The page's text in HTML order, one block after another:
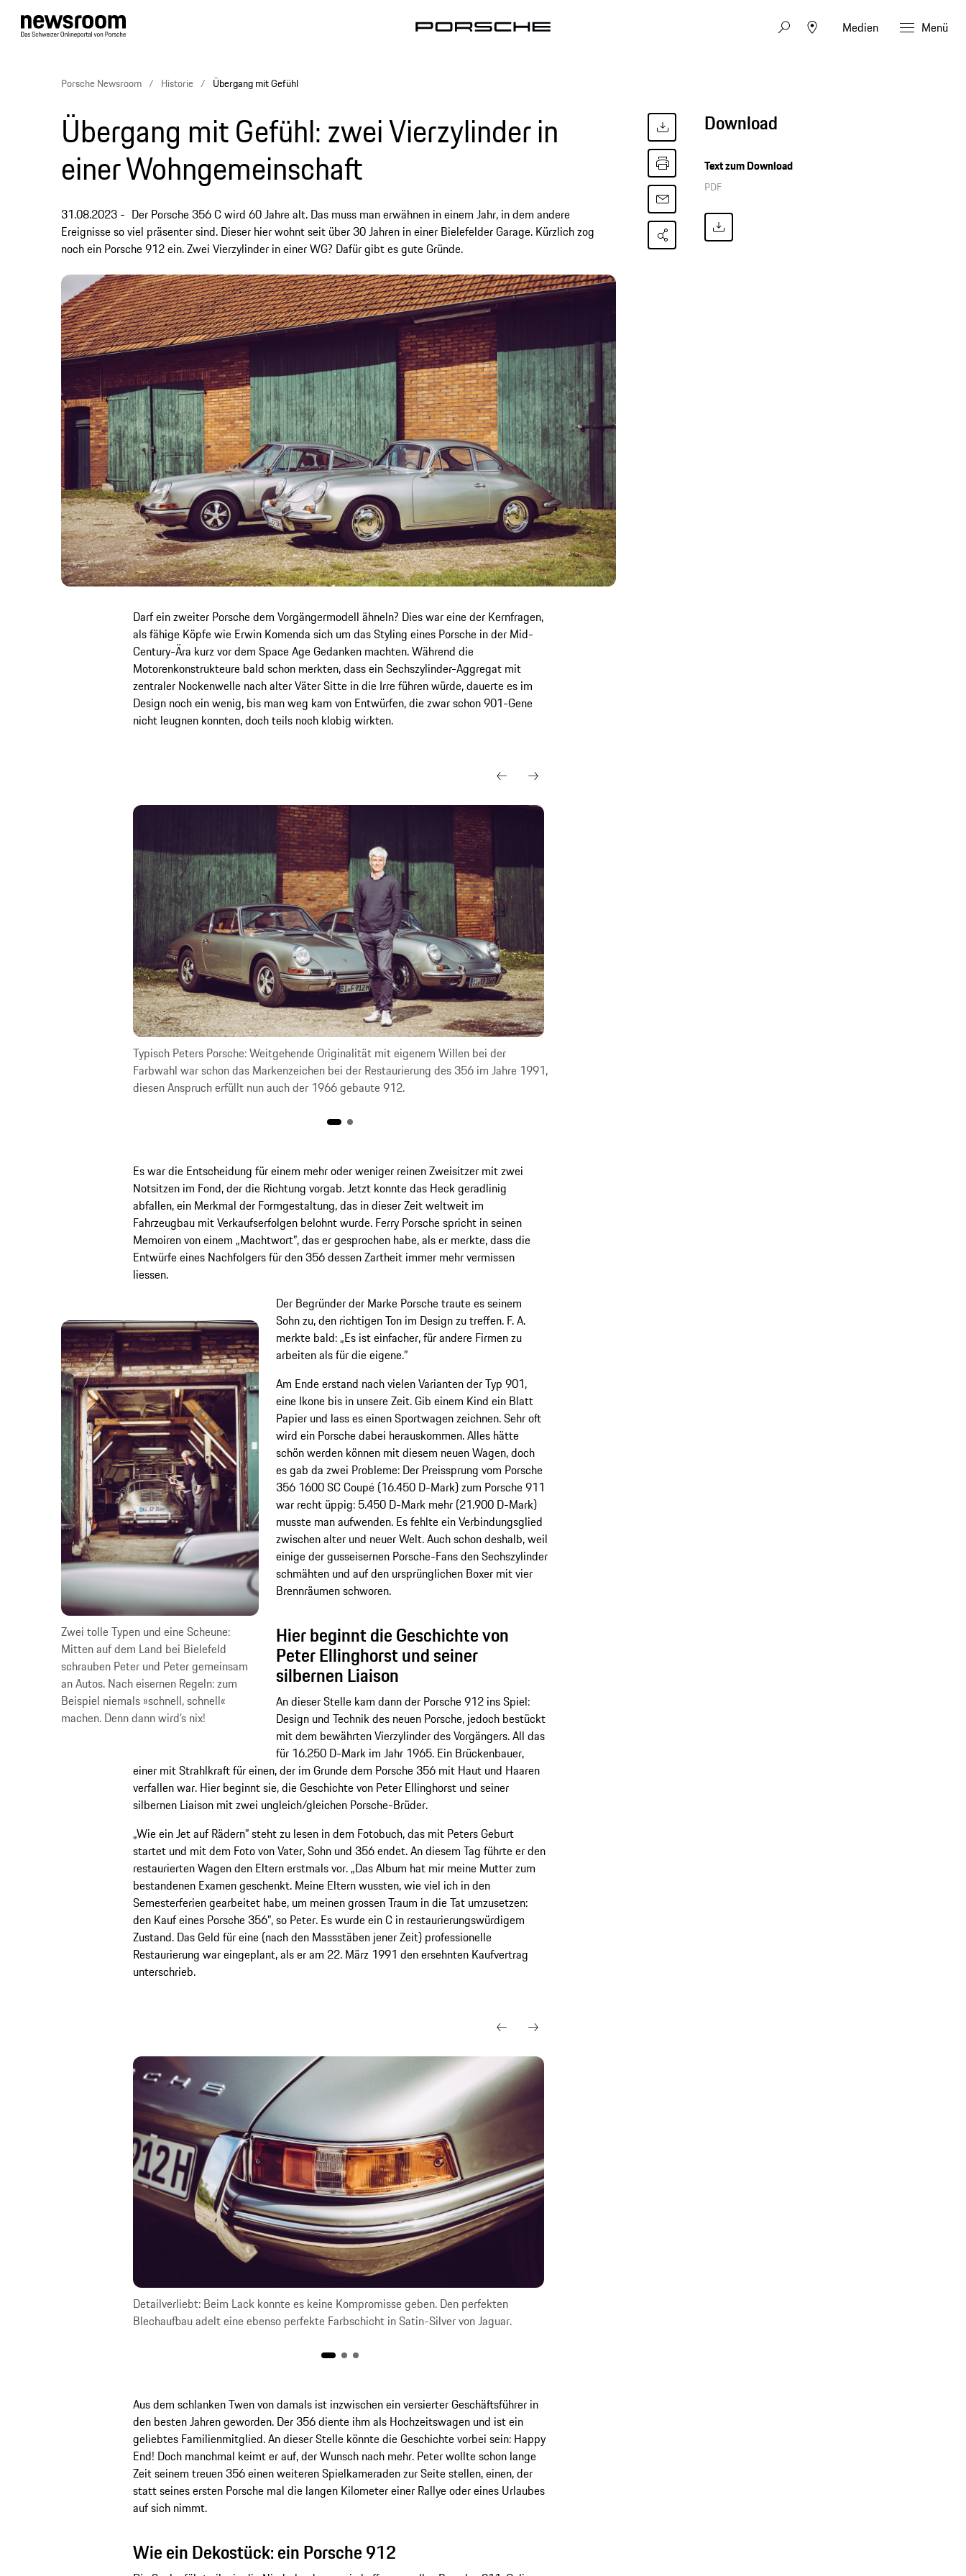
Medien Menü
Porsche Newsroom Historie Übergang mit Gefühl
Übergang mit Gefühl: zwei Vierzylinder in
einer Wohngemeinschaft
31.08.2023
Der Porsche 356 C wird 60 Jahre alt. Das muss man erwähnen in einem Jahr, in dem andere
Ereignisse so viel präsenter sind. Dieser hier wohnt seit über 30 Jahren in einer Bielefelder Garage. Kürzlich zog
noch ein Porsche 912 ein. Zwei Vierzylinder in einer WG? Dafür gibt es gute Gründe.
Darf ein zweiter Porsche dem Vorgängermodell ähneln? Dies war eine der Kernfragen,
als fähige Köpfe wie Erwin Komenda sich um das Styling eines Porsche in der Mid-
Century-Ära kurz vor dem Space Age Gedanken machten. Während die
Motorenkonstrukteure bald schon merkten, dass ein Sechszylinder-Aggregat mit
zentraler Nockenwelle nach alter Väter Sitte in die Irre führen würde, dauerte es im
Design noch ein wenig, bis man weg kam von Entwürfen, die zwar schon 901-Gene
nicht leugnen konnten, doch teils noch klobig wirkten.
Typisch Peters Porsche: Weitgehende Originalität mit eigenem Willen bei der
Farbwahl war schon das Markenzeichen bei der Restaurierung des 356 im Jahre 1991,
diesen Anspruch erfüllt nun auch der 1966 gebaute 912.
Es war die Entscheidung für einem mehr oder weniger reinen Zweisitzer mit zwei
Notsitzen im Fond, der die Richtung vorgab. Jetzt konnte das Heck geradlinig
abfallen, ein Merkmal der Formgestaltung, das in dieser Zeit weltweit im
Fahrzeugbau mit Verkaufserfolgen belohnt wurde. Ferry Porsche spricht in seinen
Memoiren von einem „Machtwort”, das er gesprochen habe, als er merkte, dass die
Entwürfe eines Nachfolgers für den 356 dessen Zartheit immer mehr vermissen
liessen.
Zwei tolle Typen und eine Scheune:
Mitten auf dem Land bei Bielefeld
schrauben Peter und Peter gemeinsam
an Autos. Nach eisernen Regeln: zum
Beispiel niemals »schnell, schnell«
machen. Denn dann wird’s nix!
Der Begründer der Marke Porsche traute es seinem
Sohn zu, den richtigen Ton im Design zu treffen. F. A.
merkte bald: „Es ist einfacher, für andere Firmen zu
arbeiten als für die eigene.”
Am Ende erstand nach vielen Varianten der Typ 901,
eine Ikone bis in unsere Zeit. Gib einem Kind ein Blatt
Papier und lass es einen Sportwagen zeichnen. Sehr oft
wird ein Porsche dabei herauskommen. Alles hätte
schön werden können mit diesem neuen Wagen, doch
es gab da zwei Probleme: Der Preissprung vom Porsche
356 1600 SC Coupé (16.450 D-Mark) zum Porsche 911
war recht üppig: 5.450 D-Mark mehr (21.900 D-Mark)
musste man aufwenden. Es fehlte ein Verbindungsglied
zwischen alter und neuer Welt. Auch schon deshalb, weil
einige der gusseisernen Porsche-Fans den Sechszylinder
schmähten und auf den ursprünglichen Boxer mit vier
Brennräumen schworen.
Hier beginnt die Geschichte von
Peter Ellinghorst und seiner
silbernen Liaison
An dieser Stelle kam dann der Porsche 912 ins Spiel:
Design und Technik des neuen Porsche, jedoch bestückt
mit dem bewährten Vierzylinder des Vorgängers. All das
für 16.250 D-Mark im Jahr 1965. Ein Brückenbauer,
einer mit Strahlkraft für einen, der im Grunde dem Porsche 356 mit Haut und Haaren
verfallen war. Hier beginnt sie, die Geschichte von Peter Ellinghorst und seiner
silbernen Liaison mit zwei ungleich/gleichen Porsche-Brüder.
„Wie ein Jet auf Rädern” steht zu lesen in dem Fotobuch, das mit Peters Geburt
startet und mit dem Foto von Vater, Sohn und 356 endet. An diesem Tag führte er den
restaurierten Wagen den Eltern erstmals vor. „Das Album hat mir meine Mutter zum
bestandenen Examen geschenkt. Meine Eltern wussten, wie viel ich in den
Semesterferien gearbeitet habe, um meinen grossen Traum in die Tat umzusetzen:
den Kauf eines Porsche 356”, so Peter. Es wurde ein C in restaurierungswürdigem
Zustand. Das Geld für eine (nach den Massstäben jener Zeit) professionelle
Restaurierung war eingeplant, als er am 22. März 1991 den ersehnten Kaufvertrag
unterschrieb.
Detailverliebt: Beim Lack konnte es keine Kompromisse geben. Den perfekten
Blechaufbau adelt eine ebenso perfekte Farbschicht in Satin-Silver von Jaguar.
Aus dem schlanken Twen von damals ist inzwischen ein versierter Geschäftsführer in
den besten Jahren geworden. Der 356 diente ihm als Hochzeitswagen und ist ein
geliebtes Familienmitglied. An dieser Stelle könnte die Geschichte vorbei sein: Happy
End! Doch manchmal keimt er auf, der Wunsch nach mehr. Peter wollte schon lange
Zeit seinem treuen 356 einen weiteren Spielkameraden zur Seite stellen, einen, der
statt seines ersten Porsche mal die langen Kilometer einer Rallye oder eines Urlaubes
auf sich nimmt.
Wie ein Dekostück: ein Porsche 912
Download
Text zum Download
PDF